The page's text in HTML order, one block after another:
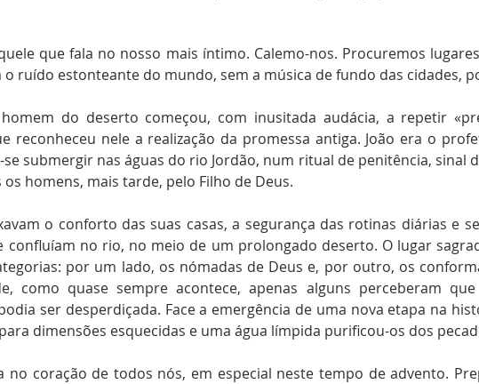
que fala no nosso mais íntimo. Calemo-nos. Procuremos
ruído estonteante do mundo, sem a música de fundo das cidades,
do deserto começou, com inusitada audácia, a repetir
reconheceu nele a realização da promessa antiga. João era o
submergir nas águas do rio Jordão, num ritual de penitência, sinal
homens, mais tarde, pelo Filho de Deus.
o conforto das suas casas, a segurança das rotinas diárias e
confluíam no rio, no meio de um prolongado deserto. O lugar
por um lado, os nómadas de Deus e, por outro, os
como quase sempre acontece, apenas alguns perceberam
ser desperdiçada. Face a emergência de uma nova etapa na
dimensões esquecidas e uma água límpida purificou-os dos
no coração de todos nós, em especial neste tempo de advento.